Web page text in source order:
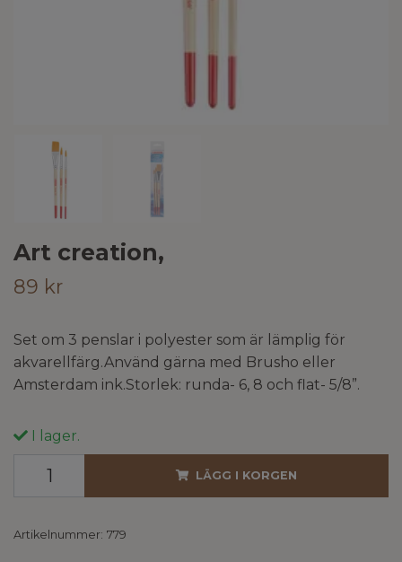
Art creation,
89 kr
Set om 3 penslar i polyester som är lämplig för
akvarellfärg.Använd gärna med Brusho eller
Amsterdam ink.Storlek: runda- 6, 8 och flat- 5/8”.
I lager.
LÄGG I KORGEN
Artikelnummer: 779